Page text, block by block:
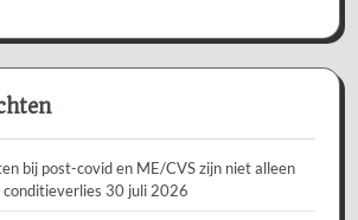
bij post-covid en ME/CVS zijn niet alleen
30 juli 2026